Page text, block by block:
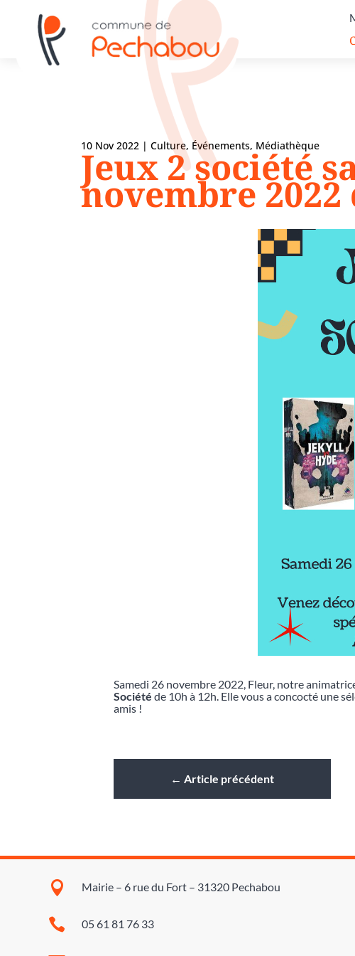
10 Nov 2022 |Culture, Événements, Médiathèque
Jeux 2 société
novembre 2022
Samedi 26 novembre 2022, Fleur, notre
Société de 10h à 12h. Elle vous a concocté une
amis !
← Article précédent
 Mairie – 6 rue du Fort – 31320 Pechabou
 05 61 81 76 33